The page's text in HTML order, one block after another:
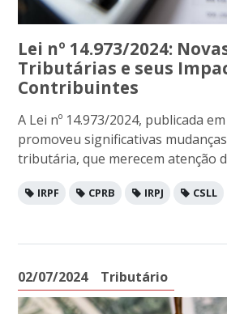
Lei nº 14.973/2024:
Tributárias e seus
Contribuintes
A Lei nº 14.973/2024, publicada
promoveu significativas
tributária, que merecem atenção
IRPF CPRB IRPJ CSLL
02/07/2024 Tributário